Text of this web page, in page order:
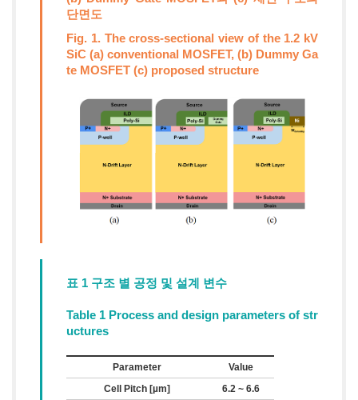
단면도
Fig. 1. The cross-sectional view of the 1.2 kV
SiC (a) conventional MOSFET, (b) Dummy Ga
te MOSFET (c) proposed structure
표 1 구조 별 공정 및 설계 변수
Table 1 Process and design parameters of str
uctures
Parameter
Value
Cell Pitch [µm]
6.2 ~ 6.6